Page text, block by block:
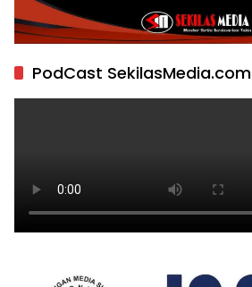
PodCast SekilasMedia.com